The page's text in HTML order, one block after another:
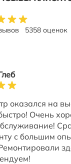
5358 оценок
оказался на
Очень
с большим